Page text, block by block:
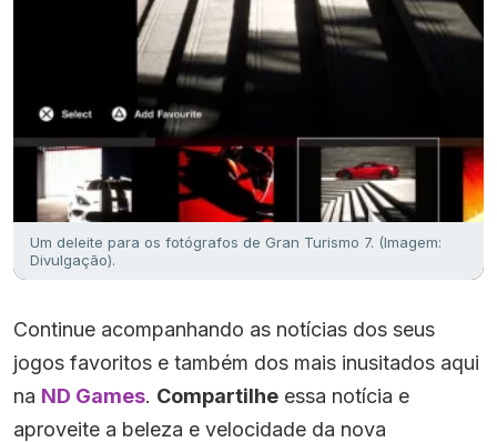
Um deleite para os fotógrafos de Gran Turismo 7. (Imagem:
Divulgação).
Continue acompanhando as notícias dos seus
jogos favoritos e também dos mais inusitados aqui
na ND Games. Compartilhe essa notícia e
aproveite a beleza e velocidade da nova